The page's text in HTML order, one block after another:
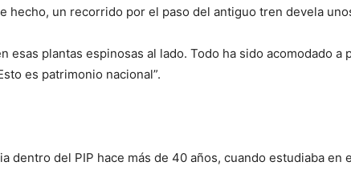
hecho, un recorrido por el paso del antiguo tren devela
esas plantas espinosas al lado. Todo ha sido acomodado
es patrimonio nacional”.
dentro del PIP hace más de 40 años, cuando estudiaba